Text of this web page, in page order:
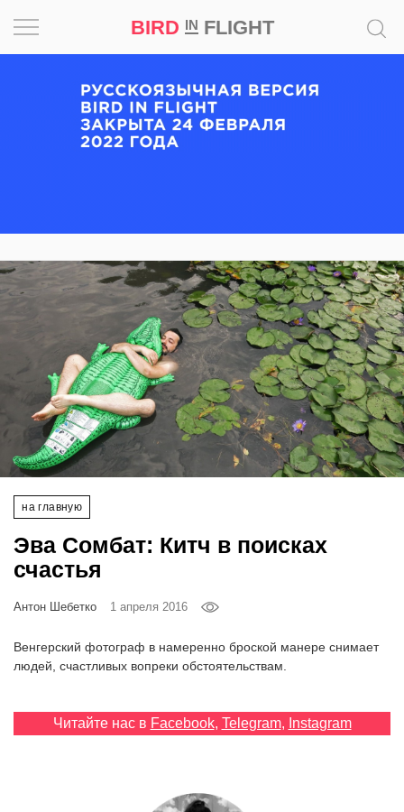
BIRD INFLIGHT
на главную
Эва Сомбат: Китч в поисках
счастья
Антон Шебетко 1 апреля 2016
Венгерский фотограф в намеренно броской манере снимает
людей, счастливых вопреки обстоятельствам.
Читайте нас в Facebook, Telegram, Instagram